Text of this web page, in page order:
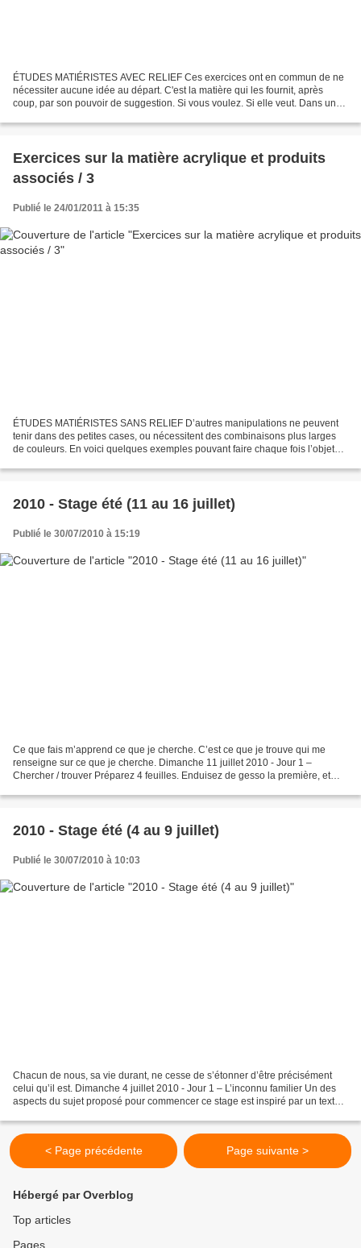
ÉTUDES MATIÉRISTES AVEC RELIEF Ces exercices ont en commun de ne
nécessiter aucune idée au départ. C'est la matière qui les fournit, après
coup, par son pouvoir de suggestion. Si vous voulez. Si elle veut. Dans une
Exercices sur la matière acrylique et produits
associés / 3
Publié le 24/01/2011 à 15:35
ÉTUDES MATIÉRISTES SANS RELIEF D’autres manipulations ne peuvent
tenir dans des petites cases, ou nécessitent des combinaisons plus larges
de couleurs. En voici quelques exemples pouvant faire chaque fois l’objet
2010 - Stage été (11 au 16 juillet)
Publié le 30/07/2010 à 15:19
Ce que fais m’apprend ce que je cherche. C’est ce que je trouve qui me
renseigne sur ce que je cherche. Dimanche 11 juillet 2010 - Jour 1 –
Chercher / trouver Préparez 4 feuilles. Enduisez de gesso la première, et
2010 - Stage été (4 au 9 juillet)
Publié le 30/07/2010 à 10:03
Chacun de nous, sa vie durant, ne cesse de s’étonner d’être précisément
celui qu’il est. Dimanche 4 juillet 2010 - Jour 1 – L’inconnu familier Un des
aspects du sujet proposé pour commencer ce stage est inspiré par un texte
< Page précédente Page suivante >
Hébergé par Overblog
Top articles
Pages